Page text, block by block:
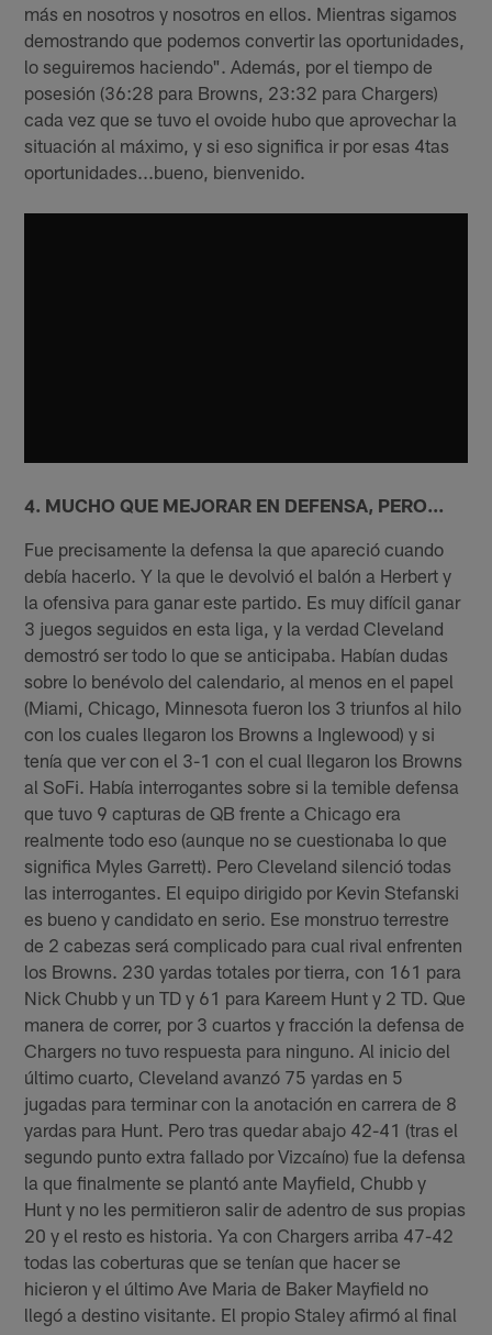
más en nosotros y nosotros en ellos. Mientras sigamos
demostrando que podemos convertir las oportunidades,
lo seguiremos haciendo". Además, por el tiempo de
posesión (36:28 para Browns, 23:32 para Chargers)
cada vez que se tuvo el ovoide hubo que aprovechar la
situación al máximo, y si eso significa ir por esas 4tas
oportunidades...bueno, bienvenido.
4. MUCHO QUE MEJORAR EN DEFENSA, PERO...
Fue precisamente la defensa la que apareció cuando
debía hacerlo. Y la que le devolvió el balón a Herbert y
la ofensiva para ganar este partido. Es muy difícil ganar
3 juegos seguidos en esta liga, y la verdad Cleveland
demostró ser todo lo que se anticipaba. Habían dudas
sobre lo benévolo del calendario, al menos en el papel
(Miami, Chicago, Minnesota fueron los 3 triunfos al hilo
con los cuales llegaron los Browns a Inglewood) y si
tenía que ver con el 3-1 con el cual llegaron los Browns
al SoFi. Había interrogantes sobre si la temible defensa
que tuvo 9 capturas de QB frente a Chicago era
realmente todo eso (aunque no se cuestionaba lo que
significa Myles Garrett). Pero Cleveland silenció todas
las interrogantes. El equipo dirigido por Kevin Stefanski
es bueno y candidato en serio. Ese monstruo terrestre
de 2 cabezas será complicado para cual rival enfrenten
los Browns. 230 yardas totales por tierra, con 161 para
Nick Chubb y un TD y 61 para Kareem Hunt y 2 TD. Que
manera de correr, por 3 cuartos y fracción la defensa de
Chargers no tuvo respuesta para ninguno. Al inicio del
último cuarto, Cleveland avanzó 75 yardas en 5
jugadas para terminar con la anotación en carrera de 8
yardas para Hunt. Pero tras quedar abajo 42-41 (tras el
segundo punto extra fallado por Vizcaíno) fue la defensa
la que finalmente se plantó ante Mayfield, Chubb y
Hunt y no les permitieron salir de adentro de sus propias
20 y el resto es historia. Ya con Chargers arriba 47-42
todas las coberturas que se tenían que hacer se
hicieron y el último Ave Maria de Baker Mayfield no
llegó a destino visitante. El propio Staley afirmó al final